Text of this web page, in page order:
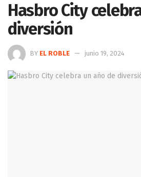
Hasbro City
diversión
BY EL ROBLE junio 19, 2024